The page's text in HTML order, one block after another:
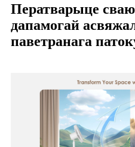
Ператварыце сваю
дапамогай
паветранага